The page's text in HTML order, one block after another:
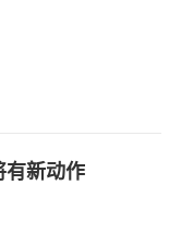
有新动作